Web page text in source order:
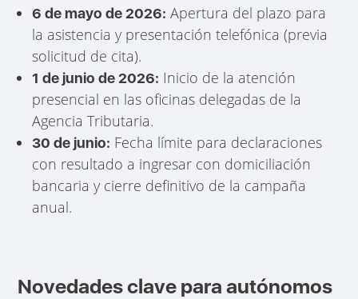
6 de mayo de 2026: Apertura del plazo para
la asistencia y presentación telefónica (previa
solicitud de cita).
1 de junio de 2026: Inicio de la atención
presencial en las oficinas delegadas de la
Agencia Tributaria.
30 de junio: Fecha límite para declaraciones
con resultado a ingresar con domiciliación
bancaria y cierre definitivo de la campaña
anual.
Novedades clave para autónomos